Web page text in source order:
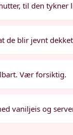
til den tykner
de blir jevnt
Vær forsiktig.
vaniljeis og